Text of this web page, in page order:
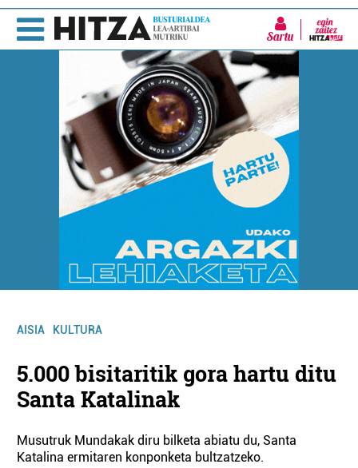
Sartu
AISIA KULTURA
5.000 bisitaritik gora hartu ditu
Santa Katalinak
Musutruk Mundakak diru bilketa abiatu du, Santa
Katalina ermitaren konponketa bultzatzeko.